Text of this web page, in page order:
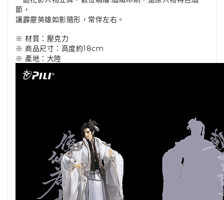
節，
讓霹靂英雄如影隨形，常伴左右。
※ 材質：壓克力
※ 商品尺寸：高度約18cm
※ 產地：大陸